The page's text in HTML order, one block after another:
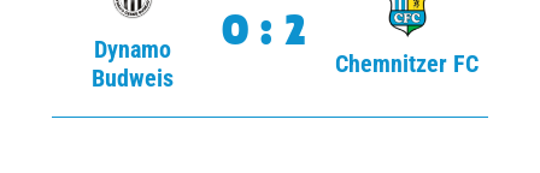
Dynamo
Budweis
0:2
Chemnitzer FC